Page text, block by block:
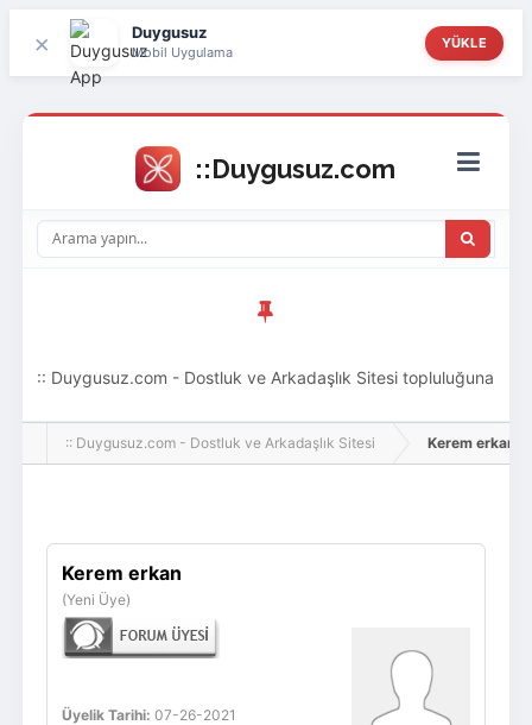
× Duygusuz
Mobil Uygulama
YÜKLE
:: Duygusuz.com - Dostluk ve Arkadaşlık Sitesi topluluğuna
hoş geldin ziyaretçi! Aramıza katılmak istersen kayıt
:: Duygusuz.com - Dostluk ve Arkadaşlık Sitesi Kerem erkan,
Kerem erkan
(Yeni Üye)
Üyelik Tarihi: 07-26-2021